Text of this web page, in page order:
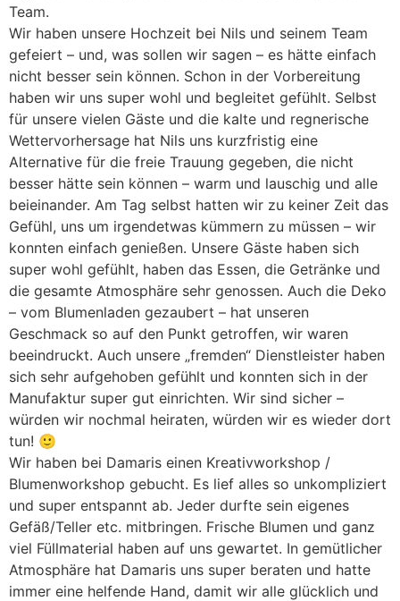
Team.
Wir haben unsere Hochzeit bei Nils und seinem Team
gefeiert – und, was sollen wir sagen – es hätte einfach
nicht besser sein können. Schon in der Vorbereitung
haben wir uns super wohl und begleitet gefühlt. Selbst
für unsere vielen Gäste und die kalte und regnerische
Wettervorhersage hat Nils uns kurzfristig eine
Alternative für die freie Trauung gegeben, die nicht
besser hätte sein können – warm und lauschig und alle
beieinander. Am Tag selbst hatten wir zu keiner Zeit das
Gefühl, uns um irgendetwas kümmern zu müssen – wir
konnten einfach genießen. Unsere Gäste haben sich
super wohl gefühlt, haben das Essen, die Getränke und
die gesamte Atmosphäre sehr genossen. Auch die Deko
– vom Blumenladen gezaubert – hat unseren
Geschmack so auf den Punkt getroffen, wir waren
beeindruckt. Auch unsere „fremden“ Dienstleister haben
sich sehr aufgehoben gefühlt und konnten sich in der
Manufaktur super gut einrichten. Wir sind sicher –
würden wir nochmal heiraten, würden wir es wieder dort
tun! 🙂
Wir haben bei Damaris einen Kreativworkshop /
Blumenworkshop gebucht. Es lief alles so unkompliziert
und super entspannt ab. Jeder durfte sein eigenes
Gefäß/Teller etc. mitbringen. Frische Blumen und ganz
viel Füllmaterial haben auf uns gewartet. In gemütlicher
Atmosphäre hat Damaris uns super beraten und hatte
immer eine helfende Hand, damit wir alle glücklich und